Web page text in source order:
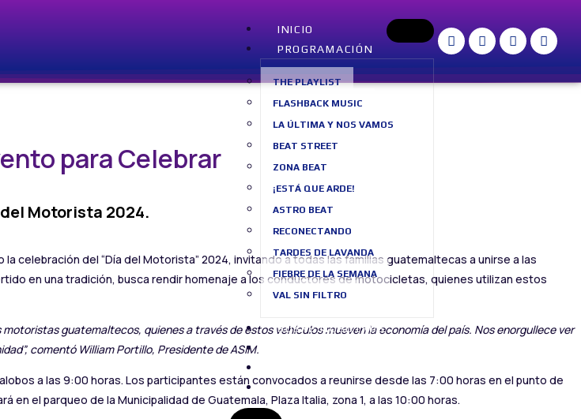
INICIO
PROGRAMACIÓN
THE PLAYLIST
FLASHBACK MUSIC
LA ÚLTIMA Y NOS VAMOS
BEAT STREET
ZONA BEAT
¡ESTÁ QUE ARDE!
ASTRO BEAT
RECONECTANDO
TARDES DE LAVANDA
FIEBRE DE LA SEMANA
VAL SIN FILTRO
SOBRE NOSOTROS
RADIO EN VIVO
para Celebrar
Motorista 2024.
celebración del “Día del Motorista” 2024, invitando a todas las familias guatemaltecas a unirse a las
en una tradición, busca rendir homenaje a los conductores de motocicletas, quienes utilizan estos
guatemaltecos, quienes a través de estos vehículos mueven la economía del país. Nos enorgullece ver
comentó William Portillo, Presidente de ASIM.
a las 9:00 horas. Los participantes están convocados a reunirse desde las 7:00 horas en el punto de
el parqueo de la Municipalidad de Guatemala, Plaza Italia, zona 1, a las 10:00 horas.